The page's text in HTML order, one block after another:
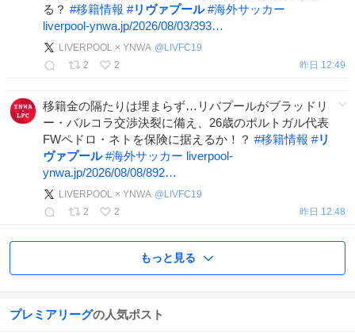
る？ #移籍情報 #リヴァプール #海外サッカー
liverpool-ynwa.jp/2026/08/03/393…
LIVERPOOL × YNWA @ LIVFC19
2
2 昨日 12:49
移籍金の隔たりは埋まらず…リバプールがブラッドリ
ー・バルコラ交渉決裂に備え、26歳のポルトガル代表
FWペドロ・ネトを保険に据えるか！？ #移籍情報 #リ
ヴァプール #海外サッカー liverpool-
ynwa.jp/2026/08/08/892…
LIVERPOOL × YNWA @ LIVFC19
2
2 昨日 12:48
もっと見る
プレミアリーグの人気ポスト